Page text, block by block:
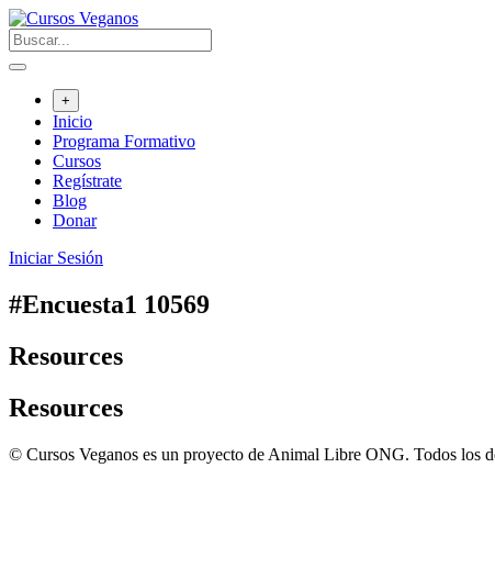
Saltar
al
contenido
+
Inicio
Programa Formativo
Cursos
Regístrate
Blog
Donar
Iniciar Sesión
#Encuesta1 10569
Resources
Resources
© Cursos Veganos es un proyecto de Animal Libre ONG. Todos los